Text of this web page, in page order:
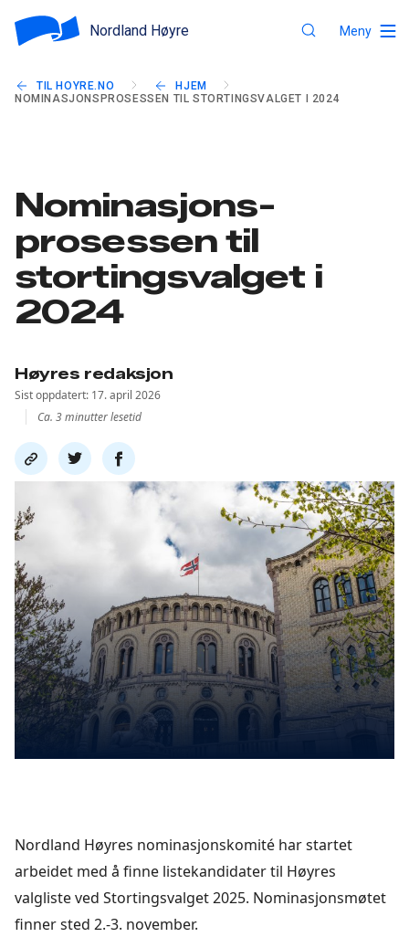
Nordland Høyre Meny
TIL HOYRE.NO
HJEM
NOMINASJONSPROSESSEN TIL STORTINGSVALGET I 2024
Nominasjons-
prosessen til
stortingsvalget i
2024
Høyres redaksjon
Sist oppdatert: 17. april 2026
Ca. 3 minutter lesetid
Del
link
Del
på
Del
på
facebook
Nordland Høyres nominasjonskomité har startet
arbeidet med å finne listekandidater til Høyres
valgliste ved Stortingsvalget 2025. Nominasjonsmøtet
finner sted 2.-3. november.